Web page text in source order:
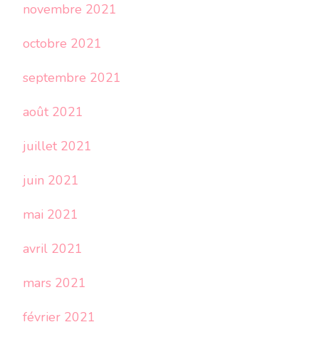
novembre 2021
octobre 2021
septembre 2021
août 2021
juillet 2021
juin 2021
mai 2021
avril 2021
mars 2021
février 2021